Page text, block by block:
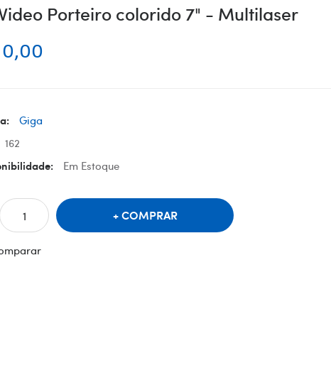
Porteiro colorido 7" - Multilaser
Giga
162
Em Estoque
COMPRAR